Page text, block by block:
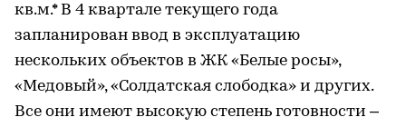
кв.м.* В 4 квартале текущего года
запланирован ввод в эксплуатацию
нескольких объектов в ЖК «Белые росы»,
«Медовый», «Солдатская слободка» и других.
Все они имеют высокую степень готовности –